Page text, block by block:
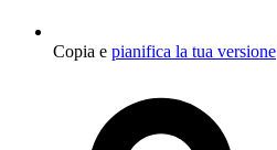
Copia e pianifica la tua versione